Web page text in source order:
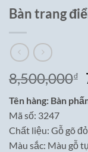
Bàn trang
8,500,000₫
Tên hàng: Bàn
Mã số: 3247
Chất liệu: Gỗ gõ
Màu sắc: Màu gỗ